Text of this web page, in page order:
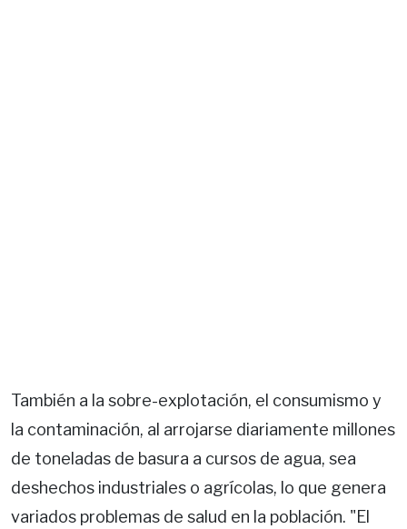
También a la sobre-explotación, el consumismo y
la contaminación, al arrojarse diariamente millones
de toneladas de basura a cursos de agua, sea
deshechos industriales o agrícolas, lo que genera
variados problemas de salud en la población. "El